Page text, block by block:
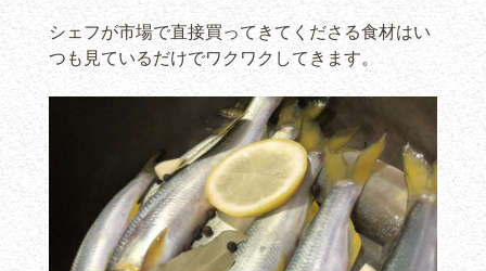
シェフが市場で直接買ってきてくださる食材はい
つも見ているだけでワクワクしてきます。